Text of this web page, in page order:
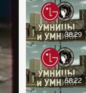
38:29
58:22